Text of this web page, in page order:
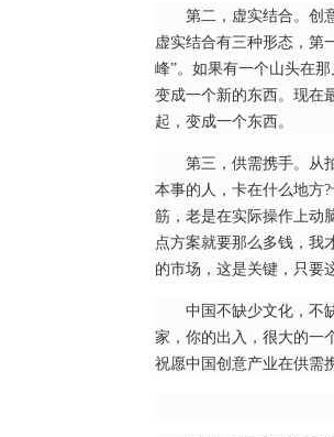
第二，虚实结合。创
虚实结合有三种形态，第
峰”。如果有一个山头在
变成一个新的东西。现在
起，变成一个东西。
第三，供需携手。从
本事的人，卡在什么地方
筋，老是在实际操作上动
点方案就要那么多钱，我
的市场，这是关键，只要
中国不缺少文化，不
家，你的出入，很大的一
祝愿中国创意产业在供需